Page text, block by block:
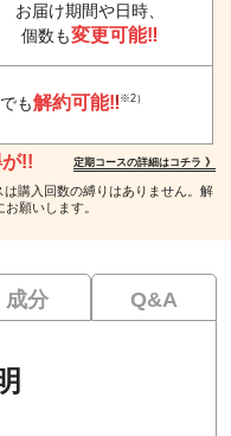
お届け期間や日時、
個数も変更可能‼
も解約可能‼（※2）
!! 定期コースの詳細はコチラ 》
購入回数の縛りはありません。解
願いします。
成分 Q&A